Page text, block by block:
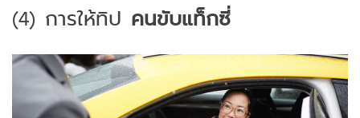
(4) การให้ทิป คนขับแท็กซี่